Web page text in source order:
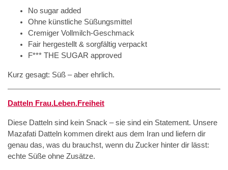
No sugar added
Ohne künstliche Süßungsmittel
Cremiger Vollmilch-Geschmack
Fair hergestellt & sorgfältig verpackt
F*** THE SUGAR approved
Kurz gesagt: Süß – aber ehrlich.
Datteln Frau.Leben.Freiheit
Diese Datteln sind kein Snack – sie sind ein Statement. Unsere
Mazafati Datteln kommen direkt aus dem Iran und liefern dir
genau das, was du brauchst, wenn du Zucker hinter dir lässt:
echte Süße ohne Zusätze.